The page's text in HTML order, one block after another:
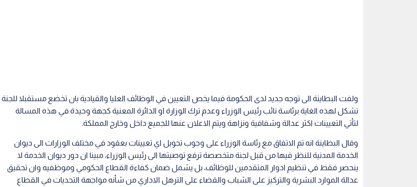
ولفت البطاينة الى توجه جديد لدى الحكومة فيما يخص التعيين في الوظائف العليا والقيادية بان تخضع مستقبلا للجنة
تشكل لهذه الغاية برئاسة نائب رئيس الوزراء وعدم ترك الوزارة او الدائرة المعنية كجهة وحيدة في هذه المسالة
لتأتي التعيينات اكثر عدالة وشفافية ونزاهة ويتم الاعلان عنها للجميع داخل وخارج المملكة.
وقال البطاينة انه تم الاتفاق مع رئاسة الوزراء على وجوب تحويل اي تعيينات بعقود في مختلف الوزارات الى ديوان
الخدمة المدنية للنظر فيها من قبل لجنة متخصصة ترفع توصيتها الى رئيس الوزراء، مبينا ان دور ديوان الخدمة لا
ينحصر فقط في تنظيم ادوار المتقدمين للوظائف، بل يشمل ضمان كفاءة القطاع الحكومي وموظفيه وان تحقيق
عدالة الموارد البشرية والتركيز على الشباب والقضاء على الترهل الاداري من شأنه مواجهة التحديات في القطاع